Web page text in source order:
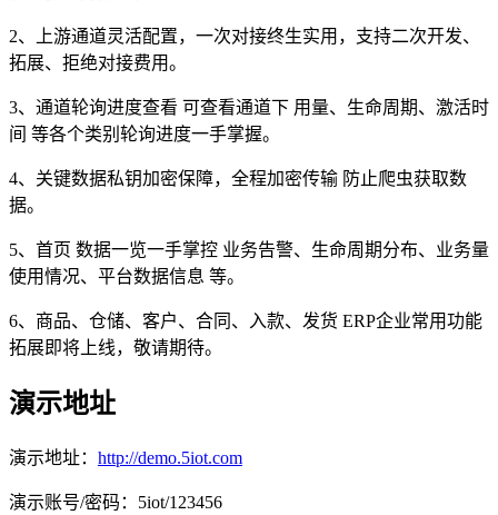
2、上游通道灵活配置，一次对接终生实用，支持二次开发、
拓展、拒绝对接费用。
3、通道轮询进度查看 可查看通道下 用量、生命周期、激活时
间 等各个类别轮询进度一手掌握。
4、关键数据私钥加密保障，全程加密传输 防止爬虫获取数
据。
5、首页 数据一览一手掌控 业务告警、生命周期分布、业务量
使用情况、平台数据信息 等。
6、商品、仓储、客户、合同、入款、发货 ERP企业常用功能
拓展即将上线，敬请期待。
演示地址
演示地址： http://demo.5iot.com
演示账号/密码：5iot/123456